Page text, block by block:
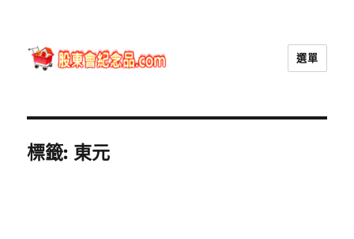
選單
標籤: 東元